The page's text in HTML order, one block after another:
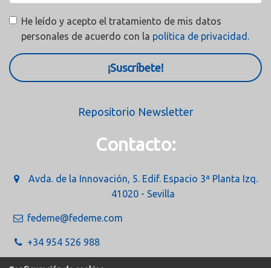
He leído y acepto el tratamiento de mis datos
personales de acuerdo con la política de privacidad.
¡Suscríbete!
Repositorio Newsletter
Contacto:
Avda. de la Innovación, 5. Edif. Espacio 3ª Planta Izq.
41020 - Sevilla
fedeme@fedeme.com
+34 954 526 988